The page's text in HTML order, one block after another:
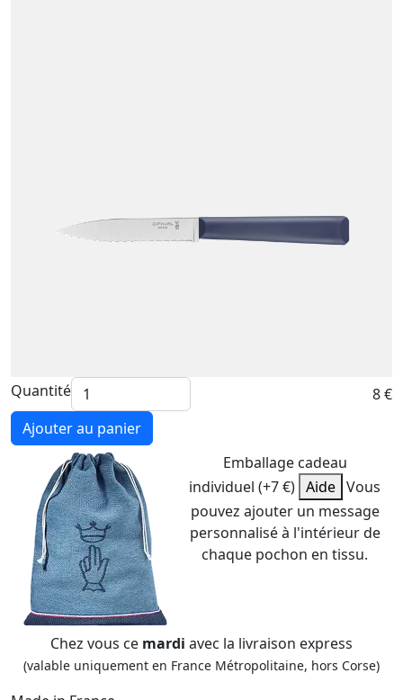
Quantité
8 €
Ajouter au panier
Emballage cadeau
individuel (+7 €) Aide Vous
pouvez ajouter un message
personnalisé à l'intérieur de
chaque pochon en tissu.
Chez vous ce mardi avec la livraison express
(valable uniquement en France Métropolitaine, hors Corse)